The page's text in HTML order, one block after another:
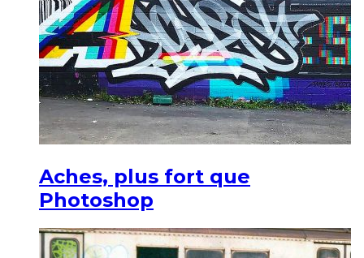
Aches, plus fort que
Photoshop